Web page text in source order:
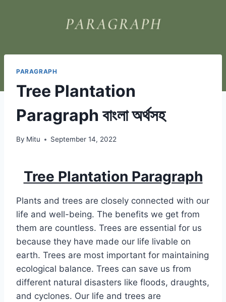
PARAGRAPH
Tree Plantation
Paragraph বাংলা অর্থসহ
By Mitu September 14, 2022
Tree Plantation Paragraph
Plants and trees are closely connected with our
life and well-being. The benefits we get from
them are countless. Trees are essential for us
because they have made our life livable on
earth. Trees are most important for maintaining
ecological balance. Trees can save us from
different natural disasters like floods, draughts,
and cyclones. Our life and trees are